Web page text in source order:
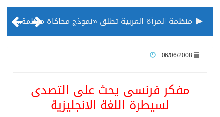
منظمة المرأة العربية تطلق «نموذج محاكاة منظمة المرأة العربية للشباب» بمشاركة 10 دول عربية..غدًا
06/06/2008
مفكر فرنسى يحث على التصدى
لسيطرة اللغة الانجليزية